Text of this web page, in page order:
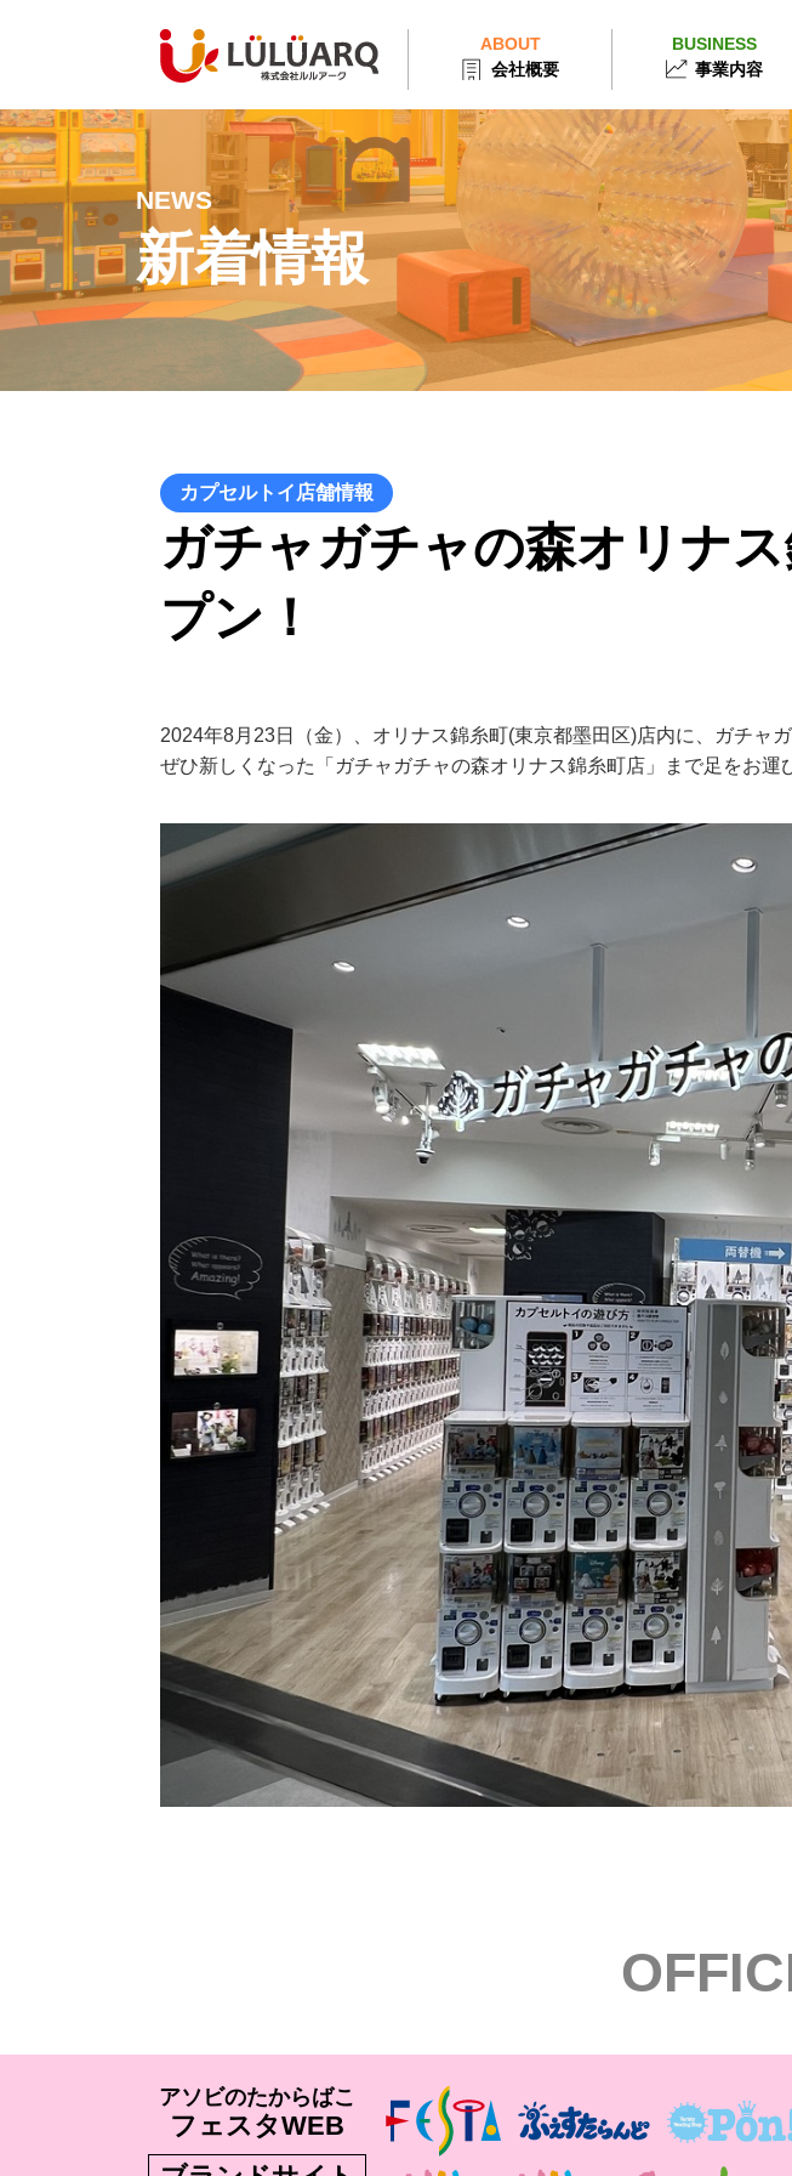
ABOUT
会社概要
BUSINESS
事業内容
NEWS
新着情報
ガチャガチャの森オリナ
プン！
2024年8月23日（金）、オリナス錦糸町(東京都墨田区)店内に、ガチャ
ぜひ新しくなった「ガチャガチャの森オリナス錦糸町店」まで足をお運
アソビのたからばこ
フェスタWEB